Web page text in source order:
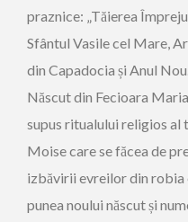
praznice: „Tăierea
Sfântul Vasile cel Mare,
din Capadocia și Anul
Născut din Fecioara
supus ritualului religios
Moise care se făcea de
izbăvirii evreilor din robia
punea noului născut și